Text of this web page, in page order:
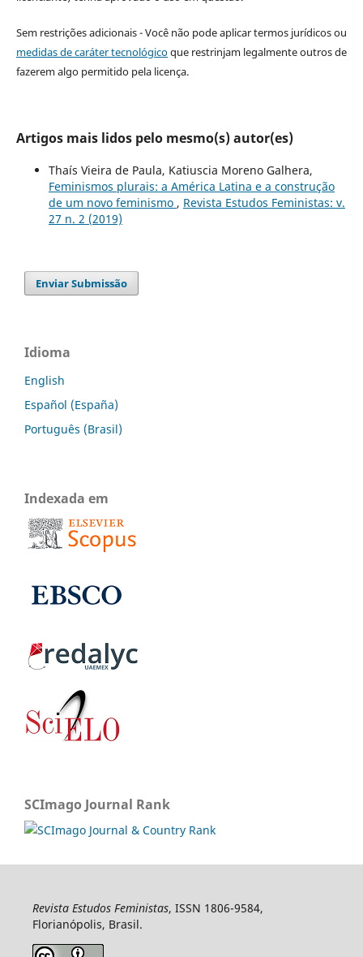
Sem restrições adicionais - Você não pode aplicar termos jurídicos ou
medidas de caráter tecnológicoque restrinjam legalmente outros de
fazerem algo permitido pela licença.
Artigos mais lidos pelo mesmo(s) autor(es)
Thaís Vieira de Paula, Katiuscia Moreno Galhera,
Feminismos plurais: a América Latina e a construção
de um novo feminismo , Revista Estudos Feministas: v.
27 n. 2 (2019)
Enviar Submissão
Idioma
English
Español (España)
Português (Brasil)
Indexada em
SCImago Journal Rank
Revista Estudos Feministas, ISSN 1806-9584,
Florianópolis, Brasil.